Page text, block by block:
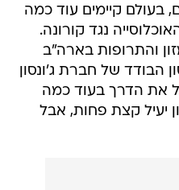
בעולם קיימים עוד כמה
נגד קורונה.
והתרופות בארה"ב
הבודד של חברת ג'ונסון
את הדרך בעוד כמה
יעיל קצת פחות, אבל